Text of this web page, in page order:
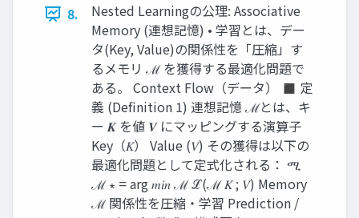
8.
Nested Learningの公理: Associative
Memory (連想記憶) • 学習とは、デー
タ(Key, Value)の関係性を「圧縮」す
るメモリ ℳ を獲得する最適化問題で
ある。 Context Flow（データ） ◼ 定
義 (Definition 1) 連想記憶 ℳとは、キ
ー 𝑲 を値 𝑽 にマッピングする演算子
Key（𝐾） Value (𝑉) その獲得は以下の
最適化問題として定式化される： ሚ
ℳ ∗ = arg 𝑚𝑖𝑛 ℳ ℒ(ℳ 𝐾 ; 𝑉) Memory
ℳ 関係性を圧縮・学習 Prediction /